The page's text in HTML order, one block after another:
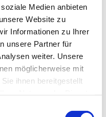
Medien anbieten
Website zu
Informationen zu Ihrer
unsere Partner für
weiter. Unsere
möglicherweise mit
ihnen bereitgestellt